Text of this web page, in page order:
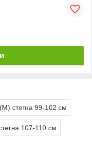
стегна 99-102 см
107-110 см